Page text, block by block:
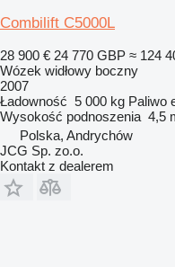
Combilift C5000L
28 900 € 24 770 GBP ≈ 124
Wózek widłowy boczny
2007
Ładowność 5 000 kg Paliwo
Wysokość podnoszenia 4,5
Polska, Andrychów
JCG Sp. zo.o.
Kontakt z dealerem